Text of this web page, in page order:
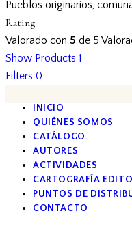
Pueblos originarios,
Rating
Valorado con 5 de 5
Show Products 1
Filters 0
INICIO
QUIÉNES SOMOS
CATÁLOGO
AUTORES
ACTIVIDADES
CARTOGRAFÍA
PUNTOS DE
CONTACTO